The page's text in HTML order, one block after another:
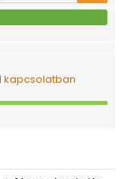
kapcsolatban